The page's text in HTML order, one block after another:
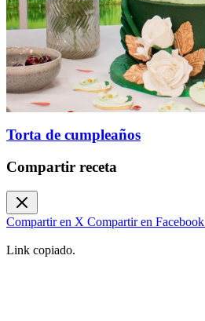
Torta de cumpleaños
Compartir receta
Compartir en X Compartir en Facebook
Link copiado.